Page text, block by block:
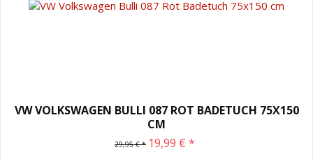
VW VOLKSWAGEN BULLI 087 ROT BADETUCH 75X150
CM
29,95 € * 19,99 € *